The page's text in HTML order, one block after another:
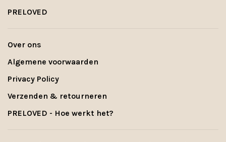
PRELOVED
Over ons
Algemene voorwaarden
Privacy Policy
Verzenden & retourneren
PRELOVED - Hoe werkt het?